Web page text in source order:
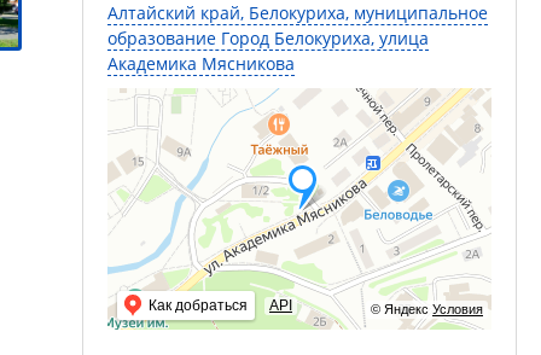
Алтайский край, Белокуриха, муниципальное
образование Город Белокуриха, улица
Академика Мясникова
© Яндекс Условия
Как добраться API